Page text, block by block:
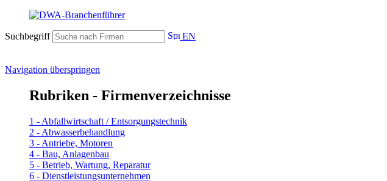
Suchbegriff EN
Navigation überspringen
Rubriken - Firmenverzeichnisse
1 - Abfallwirtschaft / Entsorgungstechnik
2 - Abwasserbehandlung
3 - Antriebe, Motoren
4 - Bau, Anlagenbau
5 - Betrieb, Wartung, Reparatur
6 - Dienstleistungsunternehmen